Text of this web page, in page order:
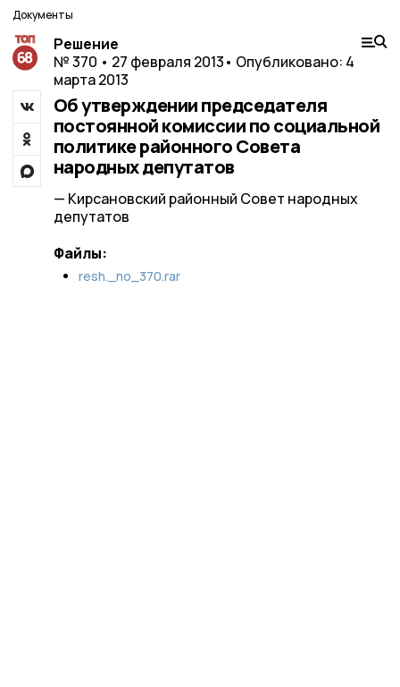
Документы
Решение
№ 370 • 27 февраля 2013• Опубликовано: 4
марта 2013
Об утверждении председателя
постоянной комиссии по социальной
политике районного Совета
народных депутатов
— Кирсановский районный Совет народных
депутатов
Файлы:
resh._no_370.rar